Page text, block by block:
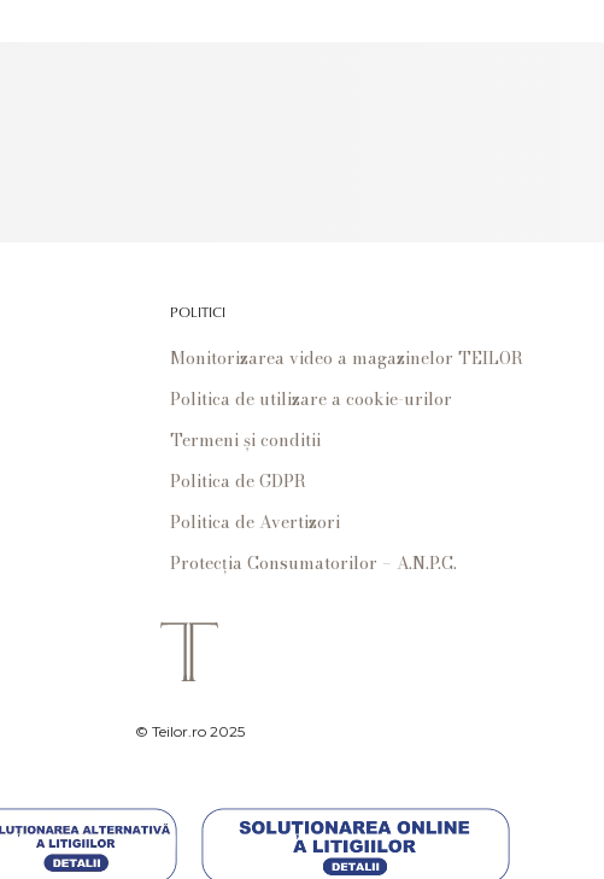
POLITICI
Monitorizarea video a magazinelor TEILOR
Politica de utilizare a cookie-urilor
Termeni și conditii
Politica de GDPR
Politica de Avertizori
Protecția Consumatorilor – A.N.P.C.
© Teilor.ro 2025